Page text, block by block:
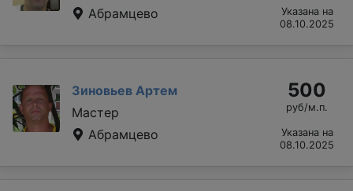
Абрамцево
Указана на
08.10.2025
Зиновьев Артем
Мастер
Абрамцево
500
руб/м.п.
Указана на
08.10.2025